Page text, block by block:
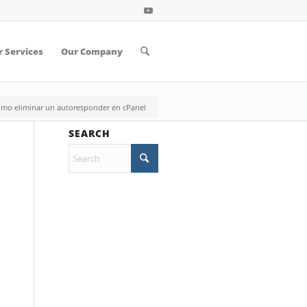
Services Our Company
eliminar un autoresponder en cPanel
SEARCH